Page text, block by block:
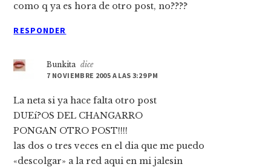
como q ya es hora de otro post, no????
RESPONDER
Bunkita dice
7 NOVIEMBRE 2005 A LAS 3:29 PM
La neta si ya hace falta otro post
DUEí?OS DEL CHANGARRO
PONGAN OTRO POST!!!!
las dos o tres veces en el dia que me puedo
«descolgar» a la red aqui en mi jalesin